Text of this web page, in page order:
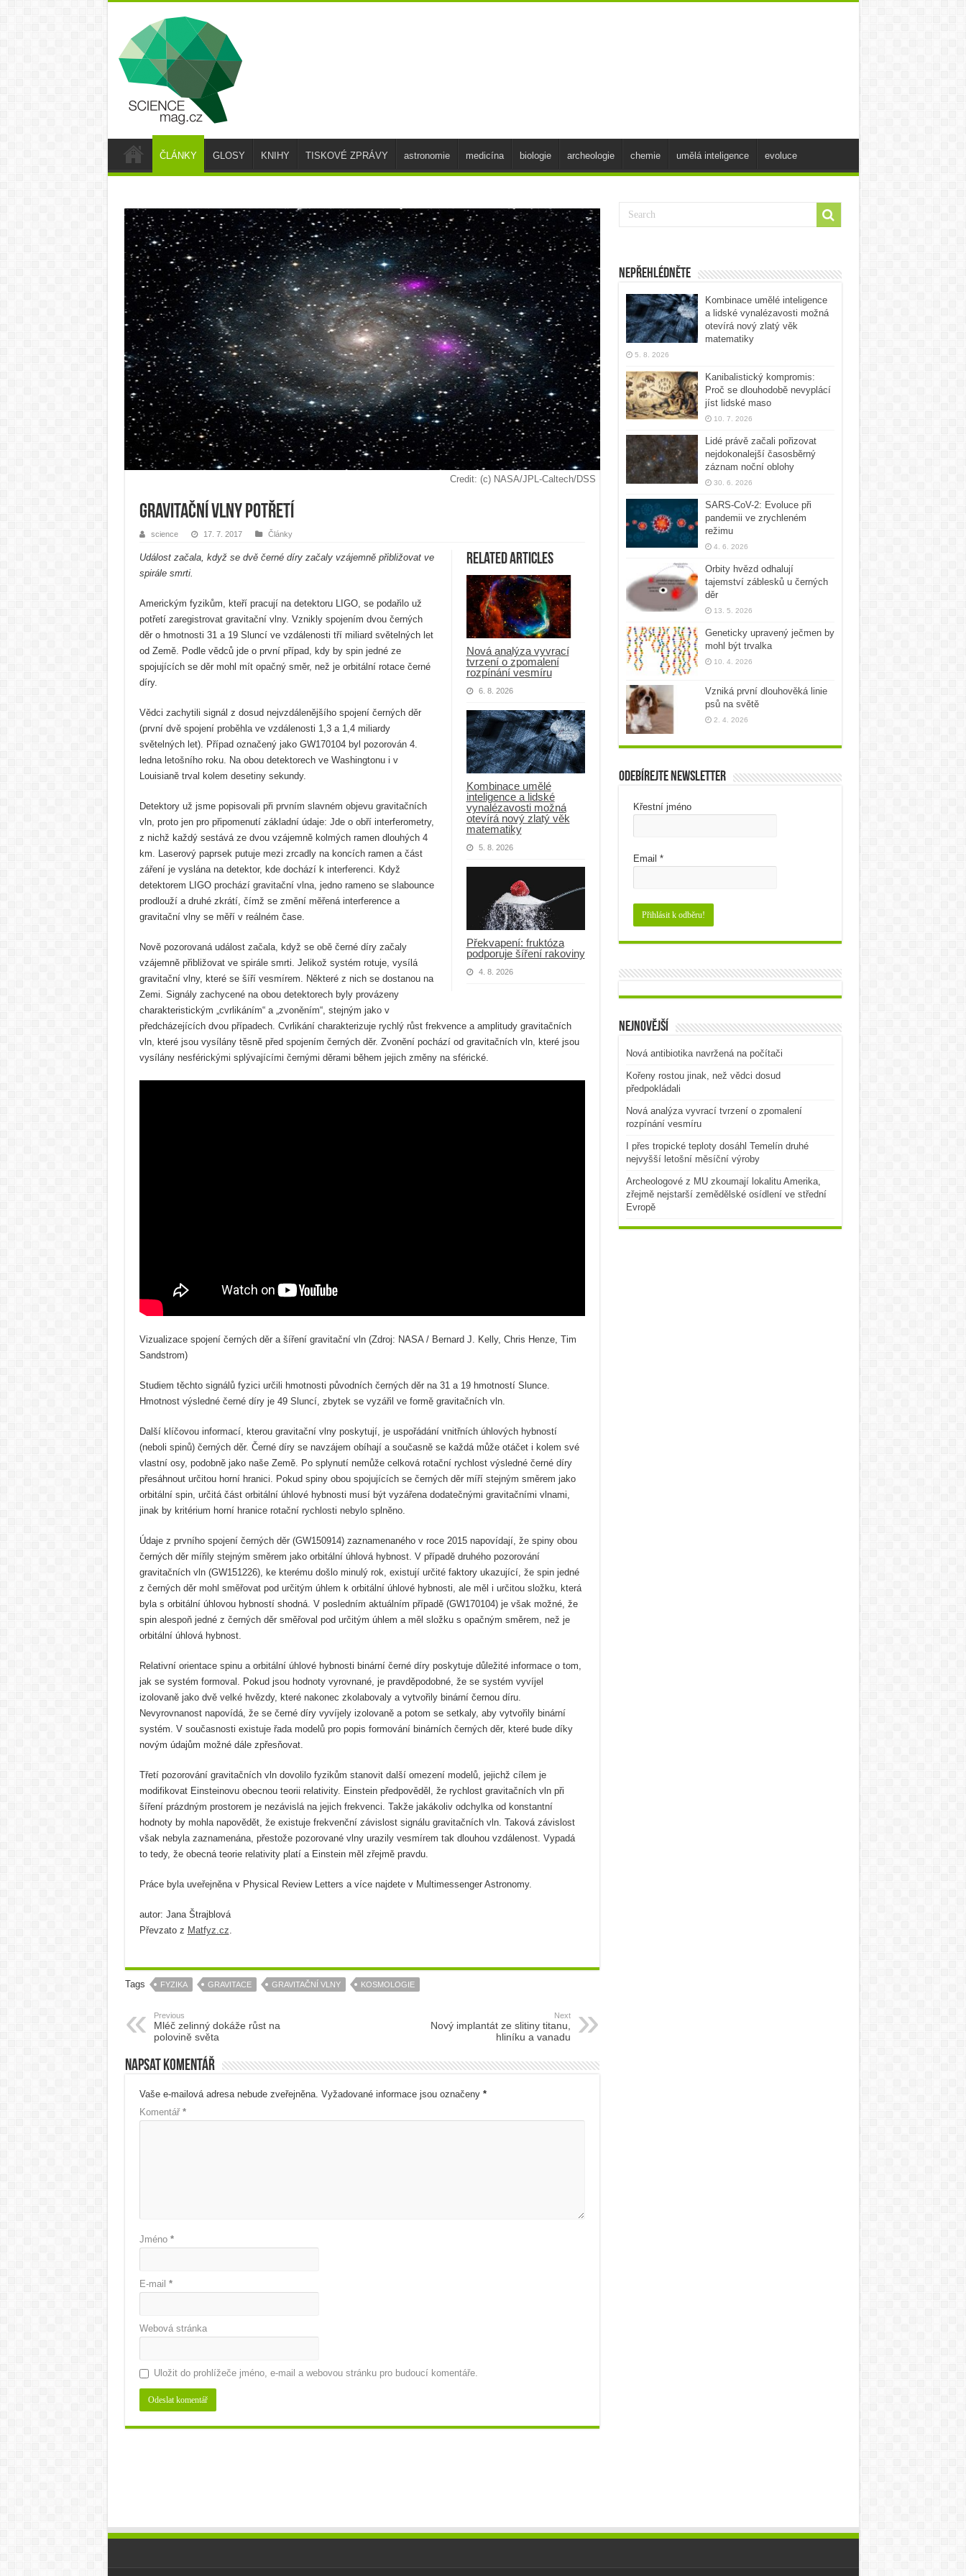
ČLÁNKY GLOSY KNIHY TISKOVÉ ZPRÁVY astronomie medicína biologie archeologie chemie umělá inteligence evoluce
Credit: (c) NASA/JPL-Caltech/DSS
Gravitační vlny potřetí
science 17. 7. 2017 Články
Related Articles
Nová analýza vyvrací
tvrzení o zpomalení
rozpínání vesmíru
6. 8. 2026
Kombinace umělé
inteligence a lidské
vynalézavosti možná
otevírá nový zlatý věk
matematiky
5. 8. 2026
Překvapení: fruktóza
podporuje šíření rakoviny
4. 8. 2026
Událost začala, když se dvě černé díry začaly vzájemně přibližovat ve
spirále smrti.
Americkým fyzikům, kteří pracují na detektoru LIGO, se podařilo už
potřetí zaregistrovat gravitační vlny. Vznikly spojením dvou černých
děr o hmotnosti 31 a 19 Sluncí ve vzdálenosti tří miliard světelných let
od Země. Podle vědců jde o první případ, kdy by spin jedné ze
spojujících se děr mohl mít opačný směr, než je orbitální rotace černé
díry.
Vědci zachytili signál z dosud nejvzdálenějšího spojení černých děr
(první dvě spojení proběhla ve vzdálenosti 1,3 a 1,4 miliardy
světelných let). Případ označený jako GW170104 byl pozorován 4.
ledna letošního roku. Na obou detektorech ve Washingtonu i v
Louisianě trval kolem desetiny sekundy.
Detektory už jsme popisovali při prvním slavném objevu gravitačních
vln, proto jen pro připomenutí základní údaje: Jde o obří interferometry,
z nichž každý sestává ze dvou vzájemně kolmých ramen dlouhých 4
km. Laserový paprsek putuje mezi zrcadly na koncích ramen a část
záření je vyslána na detektor, kde dochází k interferenci. Když
detektorem LIGO prochází gravitační vlna, jedno rameno se slabounce
prodlouží a druhé zkrátí, čímž se změní měřená interference a
gravitační vlny se měří v reálném čase.
Nově pozorovaná událost začala, když se obě černé díry začaly
vzájemně přibližovat ve spirále smrti. Jelikož systém rotuje, vysílá
gravitační vlny, které se šíří vesmírem. Některé z nich se dostanou na
Zemi. Signály zachycené na obou detektorech byly provázeny
charakteristickým „cvrlikáním“ a „zvoněním“, stejným jako v
předcházejících dvou případech. Cvrlikání charakterizuje rychlý růst frekvence a amplitudy gravitačních
vln, které jsou vysílány těsně před spojením černých děr. Zvonění pochází od gravitačních vln, které jsou
vysílány nesférickými splývajícími černými děrami během jejich změny na sférické.
Vizualizace spojení černých děr a šíření gravitační vln (Zdroj: NASA / Bernard J. Kelly, Chris Henze, Tim
Sandstrom)
Studiem těchto signálů fyzici určili hmotnosti původních černých děr na 31 a 19 hmotností Slunce.
Hmotnost výsledné černé díry je 49 Sluncí, zbytek se vyzářil ve formě gravitačních vln.
Další klíčovou informací, kterou gravitační vlny poskytují, je uspořádání vnitřních úhlových hybností
(neboli spinů) černých děr. Černé díry se navzájem obíhají a současně se každá může otáčet i kolem své
vlastní osy, podobně jako naše Země. Po splynutí nemůže celková rotační rychlost výsledné černé díry
přesáhnout určitou horní hranici. Pokud spiny obou spojujících se černých děr míří stejným směrem jako
orbitální spin, určitá část orbitální úhlové hybnosti musí být vyzářena dodatečnými gravitačními vlnami,
jinak by kritérium horní hranice rotační rychlosti nebylo splněno.
Údaje z prvního spojení černých děr (GW150914) zaznamenaného v roce 2015 napovídají, že spiny obou
černých děr mířily stejným směrem jako orbitální úhlová hybnost. V případě druhého pozorování
gravitačních vln (GW151226), ke kterému došlo minulý rok, existují určité faktory ukazující, že spin jedné
z černých děr mohl směřovat pod určitým úhlem k orbitální úhlové hybnosti, ale měl i určitou složku, která
byla s orbitální úhlovou hybností shodná. V posledním aktuálním případě (GW170104) je však možné, že
spin alespoň jedné z černých děr směřoval pod určitým úhlem a měl složku s opačným směrem, než je
orbitální úhlová hybnost.
Relativní orientace spinu a orbitální úhlové hybnosti binární černé díry poskytuje důležité informace o tom,
jak se systém formoval. Pokud jsou hodnoty vyrovnané, je pravděpodobné, že se systém vyvíjel
izolovaně jako dvě velké hvězdy, které nakonec zkolabovaly a vytvořily binární černou díru.
Nevyrovnanost napovídá, že se černé díry vyvíjely izolovaně a potom se setkaly, aby vytvořily binární
systém. V současnosti existuje řada modelů pro popis formování binárních černých děr, které bude díky
novým údajům možné dále zpřesňovat.
Třetí pozorování gravitačních vln dovolilo fyzikům stanovit další omezení modelů, jejichž cílem je
modifikovat Einsteinovu obecnou teorii relativity. Einstein předpověděl, že rychlost gravitačních vln při
šíření prázdným prostorem je nezávislá na jejich frekvenci. Takže jakákoliv odchylka od konstantní
hodnoty by mohla napovědět, že existuje frekvenční závislost signálu gravitačních vln. Taková závislost
však nebyla zaznamenána, přestože pozorované vlny urazily vesmírem tak dlouhou vzdálenost. Vypadá
to tedy, že obecná teorie relativity platí a Einstein měl zřejmě pravdu.
Práce byla uveřejněna v Physical Review Letters a více najdete v Multimessenger Astronomy.
autor: Jana Štrajblová
Převzato z Matfyz.cz.
Tags FYZIKA GRAVITACE GRAVITAČNÍ VLNY KOSMOLOGIE
Previous
Mléč zelinný dokáže růst na
polovině světa
Next
Nový implantát ze slitiny titanu,
hliníku a vanadu
Napsat komentář
Vaše e-mailová adresa nebude zveřejněna. Vyžadované informace jsou označeny *
Komentář *
Jméno *
E-mail *
Webová stránka
Uložit do prohlížeče jméno, e-mail a webovou stránku pro budoucí komentáře.
Nepřehlédněte
Kombinace umělé inteligence
a lidské vynalézavosti možná
otevírá nový zlatý věk
matematiky
5. 8. 2026
Kanibalistický kompromis:
Proč se dlouhodobě nevyplácí
jíst lidské maso
10. 7. 2026
Lidé právě začali pořizovat
nejdokonalejší časosběrný
záznam noční oblohy
30. 6. 2026
SARS-CoV-2: Evoluce při
pandemii ve zrychleném
režimu
4. 6. 2026
Orbity hvězd odhalují
tajemství záblesků u černých
děr
13. 5. 2026
Geneticky upravený ječmen by
mohl být trvalka
10. 4. 2026
Vzniká první dlouhověká linie
psů na světě
2. 4. 2026
Odebírejte newsletter
Křestní jméno
Email *
Nejnovější
Nová antibiotika navržená na počítači
Kořeny rostou jinak, než vědci dosud
předpokládali
Nová analýza vyvrací tvrzení o zpomalení
rozpínání vesmíru
I přes tropické teploty dosáhl Temelín druhé
nejvyšší letošní měsíční výroby
Archeologové z MU zkoumají lokalitu Amerika,
zřejmě nejstarší zemědělské osídlení ve střední
Evropě